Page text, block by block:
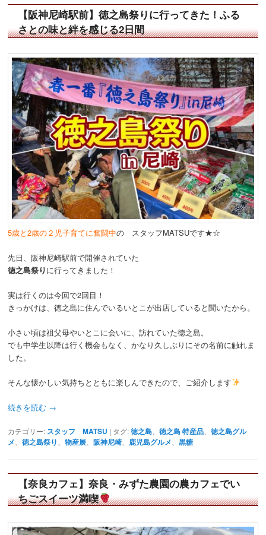
【阪神尼崎駅前】徳之島祭りに行ってきた！ふる
さとの味と絆を感じる2日間
5歳と2歳の２児子育てに奮闘中の スタッフMATSUです★☆
先日、阪神尼崎駅前で開催されていた
徳之島祭りに行ってきました！
実は行くのは今回で2回目！
きっかけは、徳之島に住んでいるいとこが出店していると聞いたから。
小さい頃は祖父母やいとこに会いに、訪れていた徳之島。
でも中学生以降は行く機会もなく、かなり久しぶりにその名前に触れま
した。
そんな懐かしい気持ちとともに楽しんできたので、ご紹介します
続きを読む →
カテゴリー: スタッフ MATSU | タグ: 徳之島 、徳之島 特産品 、徳之島グル
メ 、徳之島祭り 、物産展 、阪神尼崎 鹿児島グルメ 、黒糖
【奈良カフェ】奈良・みずた農園の農カフェでい
ちごスイーツ満喫